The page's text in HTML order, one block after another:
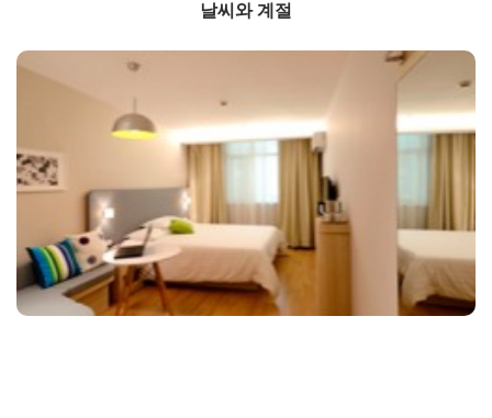
날씨와 계절